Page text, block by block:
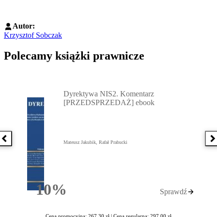
Autor:
Krzysztof Sobczak
Polecamy książki prawnicze
Poprzednia książka
10%Rabatu
Dyrektywa NIS2. Komentarz
[PRZEDSPRZEDAŻ] ebook
Mateusz Jakubik, Rafał Prabucki
Sprawdź